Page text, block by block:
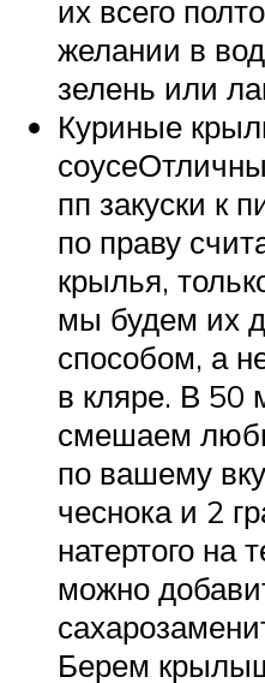
их всего
желании в
зелень или
Куриные
пп закуски к
по праву
крылья,
мы будем их
способом, а
в кляре. В 50
смешаем
по вашему
чеснока и 2
натертого на
можно
Берем